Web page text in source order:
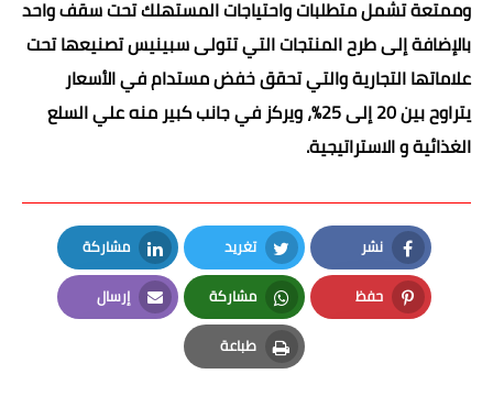
وممتعة تشمل متطلبات واحتياجات المستهلك تحت سقف واحد
بالإضافة إلى طرح المنتجات التي تتولى سبينيس تصنيعها تحت
علاماتها التجارية والتي تحقق خفض مستدام في الأسعار
يتراوح بين 20 إلى 25%، ويركز في جانب كبير منه علي السلع
الغذائية و الاستراتيجية.
نشر
Facebook
تغريد
Twitter
مشاركة
LinkedIn
حفظ
Pinterest
مشاركة
Whatsapp
إرسال
Email
طباعة
Print